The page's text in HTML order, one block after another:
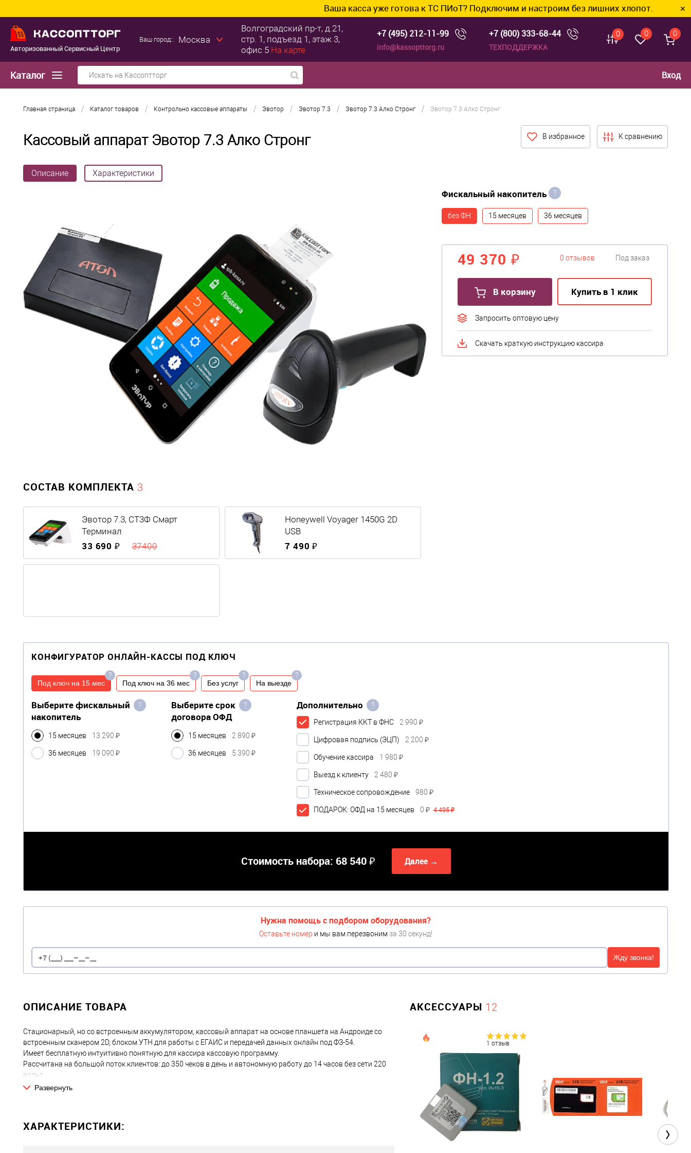
Ваша касса уже готова к ТС ПИоТ? Подключим и настроим без лишних хлопот. ✕
Авторизованный Сервисный Центр
Ваш город:: Москва
Волгоградский пр-т, д.21,
стр. 1, подъезд 1, этаж 3,
офис 5 На карте
+7 (495) 212-11-99
info@kassopttorg.ru
+7 (800) 333-68-44
ТЕХПОДДЕРЖКА
0 0 0
Каталог Вход
Главная страница / Каталог товаров / Контрольно кассовые аппараты / Эвотор / Эвотор 7.3 / Эвотор 7.3 Алко Стронг / Эвотор 7.3 Алко Стронг
Кассовый аппарат Эвотор 7.3 Алко Стронг В избранное К сравнению
Описание Характеристики
СОСТАВ КОМПЛЕКТА 3
Эвотор 7.3, СТ3Ф Смарт
Терминал
33 690 ₽ 37400
Honeywell Voyager 1450G 2D
USB
7 490 ₽
Фискальный накопитель ?
без ФН 15 месяцев 36 месяцев
49 370 ₽ 0 отзывов Под заказ
В корзину Купить в 1 клик
Запросить оптовую цену
Скачать краткую инструкцию кассира
КОНФИГУРАТОР ОНЛАЙН-КАССЫ ПОД КЛЮЧ
?
Под ключ на 15 мес
?
Под ключ на 36 мес
?
Без услуг
?
На выезде
?
Выберите фискальный
накопитель
15 месяцев 13 290 ₽
36 месяцев 19 090 ₽
?
Выберите срок
договора ОФД
15 месяцев 2 890 ₽
36 месяцев 5 390 ₽
?
Дополнительно
Регистрация ККТ в ФНС 2 990 ₽
Цифровая подпись (ЭЦП) 2 200 ₽
Обучение кассира 1 980 ₽
Выезд к клиенту 2 480 ₽
Техническое сопровождение 980 ₽
ПОДАРОК: ОФД на 15 месяцев 0 ₽ 4 495 ₽
Стоимость набора: 68 540 ₽ Далее →
Нужна помощь с подбором оборудования?
Оставьте номер и мы вам перезвоним за 30 секунд!
Жду звонка!
ОПИСАНИЕ ТОВАРА
Стационарный, но со встроенным аккумулятором, кассовый аппарат на основе планшета на Андроиде со
встроенным сканером 2D, блоком УТН для работы с ЕГАИС и передачей данных онлайн под ФЗ-54.
Имеет бесплатную интуитивно понятную для кассира кассовую программу.
Рассчитана на большой поток клиентов: до 350 чеков в день и автономную работу до 14 часов без сети 220
вольт.
Рекомендуем почти для всех видов деятельности вместо Эвотор 7.2, если необходим встроенный
кассовый аппарат, но возможно он понадобится в будущем.
Развернуть
ХАРАКТЕРИСТИКИ:
АКСЕССУАРЫ 12
1 отзыв